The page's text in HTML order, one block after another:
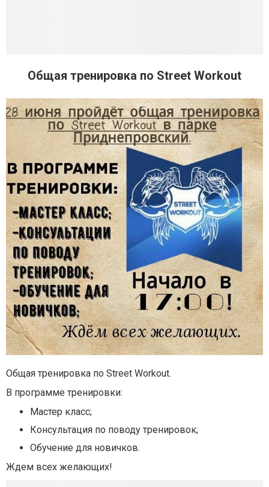
Общая тренировка по Street Workout
Общая тренировка по Street Workout.
В программе тренировки:
Мастер класс;
Консультация по поводу тренировок;
Обучение для новичков.
Ждем всех желающих!